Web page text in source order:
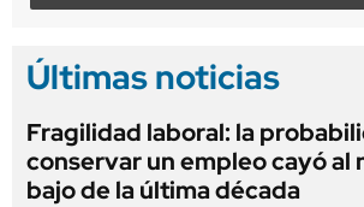
Últimas noticias
Fragilidad laboral: la
conservar un empleo cayó al
bajo de la última década